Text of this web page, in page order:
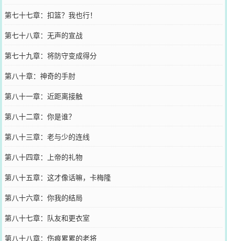
第七十七章：扣篮？我也行！
第七十八章：无声的宣战
第七十九章：将防守变成得分
第八十章：神奇的手肘
第八十一章：近距离接触
第八十二章：你是谁？
第八十三章：老与少的连线
第八十四章：上帝的礼物
第八十五章：这才像话嘛，卡梅隆
第八十六章：你我的结局
第八十七章：队友和更衣室
第八十八章：伤痕累累的老将